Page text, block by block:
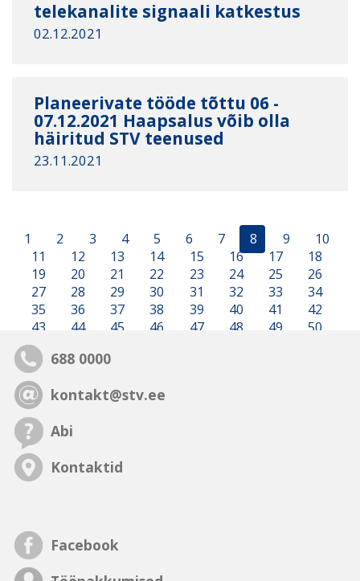
telekanalite signaali katkestus
02.12.2021
Planeerivate tööde tõttu 06 -
07.12.2021 Haapsalus võib olla
häiritud STV teenused
23.11.2021
1 2 3 4 5 6 7 8 9
10
11
12 13 14 15 16 17
18
19
20 21 22 23 24 25
26
27
28 29 30 31 32 33
34
35
36 37 38 39 40 41
42
43
44 45 46 47 48 49 50
688 0000
kontakt@stv.ee
Abi
Kontaktid
Facebook